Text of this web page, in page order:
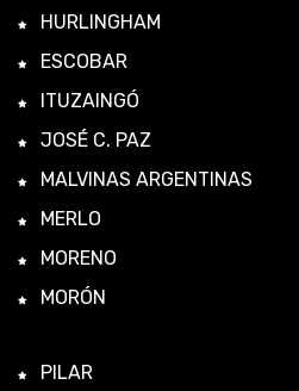
HURLINGHAM
ESCOBAR
ITUZAINGÓ
JOSÉ C. PAZ
MALVINAS ARGENTINAS
MERLO
MORENO
MORÓN
PILAR